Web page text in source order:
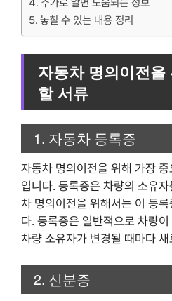
추가로 알면 도움되는 정보
놓칠 수 있는 내용 정리
자동차 명의이전
할 서류
1. 자동차 등록증
자동차 명의이전을 위해 가장
입니다. 등록증은 차량의 소유
차 명의이전을 위해서는 이 등
다. 등록증은 일반적으로 차량
차량 소유자가 변경될 때마다
2. 신분증